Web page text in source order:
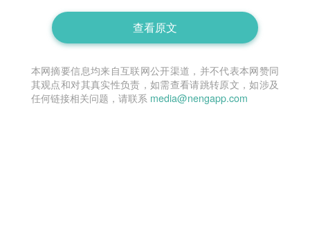
查看原文
本网摘要信息均来自互联网公开渠道，并不代表本网赞同
其观点和对其真实性负责，如需查看请跳转原文，如涉及
任何链接相关问题，请联系 media@nengapp.com